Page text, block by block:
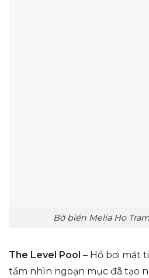
Bờ biển Melia Ho
The Level Pool – Hồ bơi mặt
tầm nhìn ngoạn mục đã tạo